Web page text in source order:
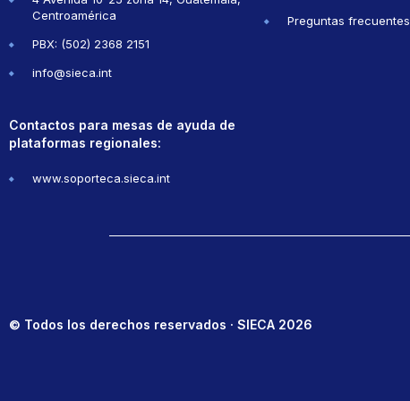
Centroamérica
PBX: (502) 2368 2151
info@sieca.int
Contactos para mesas de ayuda de
plataformas regionales:
www.soporteca.sieca.int
Preguntas frecuentes
© Todos los derechos reservados · SIECA 2026